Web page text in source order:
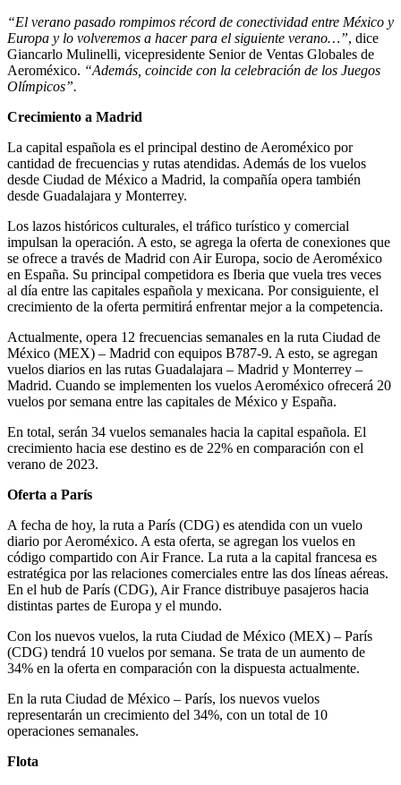
“El verano pasado rompimos récord de conectividad entre México y
Europa y lo volveremos a hacer para el siguiente verano…”, dice
Giancarlo Mulinelli, vicepresidente Senior de Ventas Globales de
Aeroméxico. “Además, coincide con la celebración de los Juegos
Olímpicos”.
Crecimiento a Madrid
La capital española es el principal destino de Aeroméxico por
cantidad de frecuencias y rutas atendidas. Además de los vuelos
desde Ciudad de México a Madrid, la compañía opera también
desde Guadalajara y Monterrey.
Los lazos históricos culturales, el tráfico turístico y comercial
impulsan la operación. A esto, se agrega la oferta de conexiones que
se ofrece a través de Madrid con Air Europa, socio de Aeroméxico
en España. Su principal competidora es Iberia que vuela tres veces
al día entre las capitales española y mexicana. Por consiguiente, el
crecimiento de la oferta permitirá enfrentar mejor a la competencia.
Actualmente, opera 12 frecuencias semanales en la ruta Ciudad de
México (MEX) – Madrid con equipos B787-9. A esto, se agregan
vuelos diarios en las rutas Guadalajara – Madrid y Monterrey –
Madrid. Cuando se implementen los vuelos Aeroméxico ofrecerá 20
vuelos por semana entre las capitales de México y España.
En total, serán 34 vuelos semanales hacia la capital española. El
crecimiento hacia ese destino es de 22% en comparación con el
verano de 2023.
Oferta a París
A fecha de hoy, la ruta a París (CDG) es atendida con un vuelo
diario por Aeroméxico. A esta oferta, se agregan los vuelos en
código compartido con Air France. La ruta a la capital francesa es
estratégica por las relaciones comerciales entre las dos líneas aéreas.
En el hub de París (CDG), Air France distribuye pasajeros hacia
distintas partes de Europa y el mundo.
Con los nuevos vuelos, la ruta Ciudad de México (MEX) – París
(CDG) tendrá 10 vuelos por semana. Se trata de un aumento de
34% en la oferta en comparación con la dispuesta actualmente.
En la ruta Ciudad de México – París, los nuevos vuelos
representarán un crecimiento del 34%, con un total de 10
operaciones semanales.
Flota